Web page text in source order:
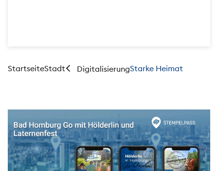
StartseiteStadt DigitalisierungStarke Heimat